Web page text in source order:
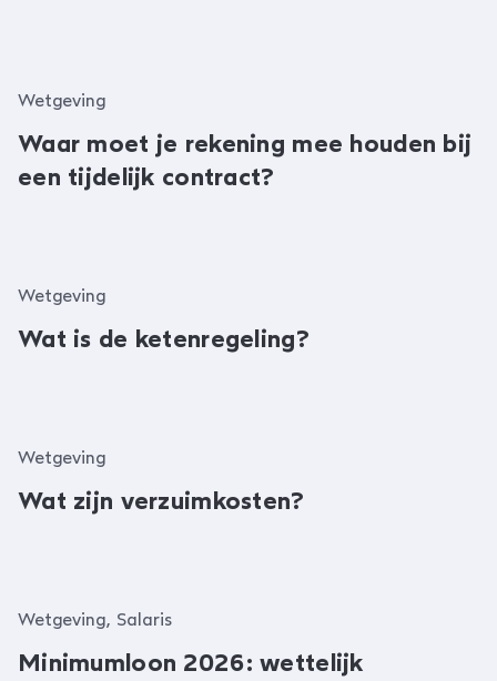
Wetgeving
Waar moet je rekening mee houden bij
een tijdelijk contract?
Wetgeving
Wat is de ketenregeling?
Wetgeving
Wat zijn verzuimkosten?
Wetgeving, Salaris
Minimumloon 2026: wettelijk